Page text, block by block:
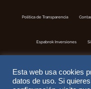
Política de Transparencia
Espabrok Inversiones
Esta web usa cookies
datos de uso. Si